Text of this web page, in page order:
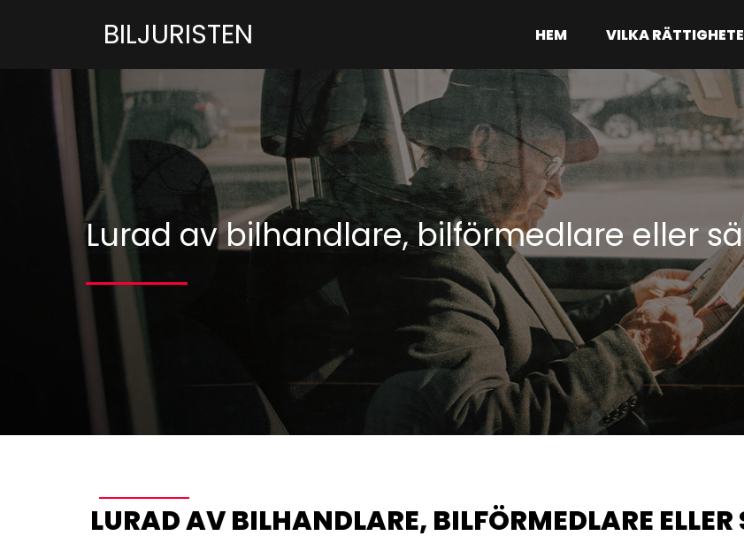
BILJURISTEN HEM VILKA
Lurad av bilhandlare, bilförmedlare eller
LURAD AV BILHANDLARE, BILFÖRMEDLARE ELLER